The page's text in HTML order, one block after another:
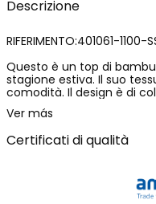
Descrizione
RIFERIMENTO:401061-1100-
Questo è un top di
stagione estiva. Il suo
comodità. Il design è di
stampa di fiori dai toni
allegro. Presenta spalline
facilitandone l'uso. È
16 anni. Questo top si
Ver más
Certificati di qualità